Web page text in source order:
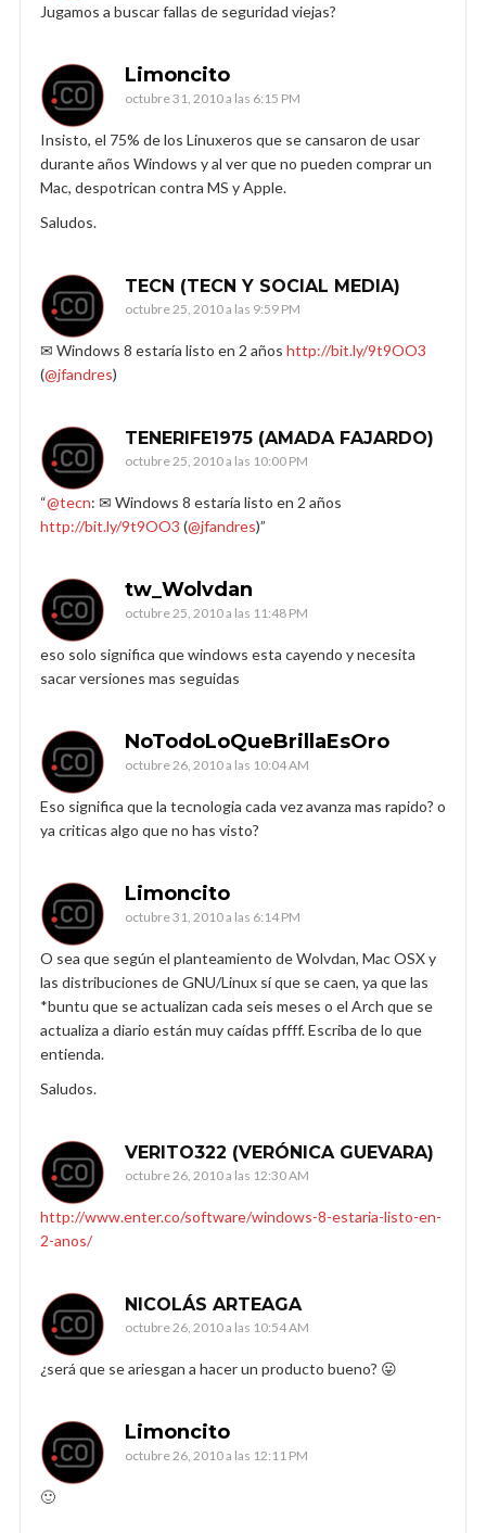
Jugamos a buscar fallas de seguridad viejas?
Limoncito
octubre 31, 2010 a las 6:15 PM
Insisto, el 75% de los Linuxeros que se cansaron de usar
durante años Windows y al ver que no pueden comprar un
Mac, despotrican contra MS y Apple.
Saludos.
TECN (TECN Y SOCIAL MEDIA)
octubre 25, 2010 a las 9:59 PM
✉ Windows 8 estaría listo en 2 años http://bit.ly/9t9OO3
(@jfandres)
TENERIFE1975 (AMADA FAJARDO)
octubre 25, 2010 a las 10:00 PM
“@tecn: ✉ Windows 8 estaría listo en 2 años
http://bit.ly/9t9OO3 (@jfandres)”
tw_Wolvdan
octubre 25, 2010 a las 11:48 PM
eso solo significa que windows esta cayendo y necesita
sacar versiones mas seguidas
NoTodoLoQueBrillaEsOro
octubre 26, 2010 a las 10:04 AM
Eso significa que la tecnologia cada vez avanza mas rapido? o
ya criticas algo que no has visto?
Limoncito
octubre 31, 2010 a las 6:14 PM
O sea que según el planteamiento de Wolvdan, Mac OSX y
las distribuciones de GNU/Linux sí que se caen, ya que las
*buntu que se actualizan cada seis meses o el Arch que se
actualiza a diario están muy caídas pffff. Escriba de lo que
entienda.
Saludos.
VERITO322 (VERÓNICA GUEVARA)
octubre 26, 2010 a las 12:30 AM
http://www.enter.co/software/windows-8-estaria-listo-en-
2-anos/
NICOLÁS ARTEAGA
octubre 26, 2010 a las 10:54 AM
¿será que se ariesgan a hacer un producto bueno? 😛
Limoncito
octubre 26, 2010 a las 12:11 PM
🙂